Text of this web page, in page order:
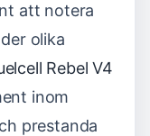
att notera
olika
Rebel V4
inom
prestanda